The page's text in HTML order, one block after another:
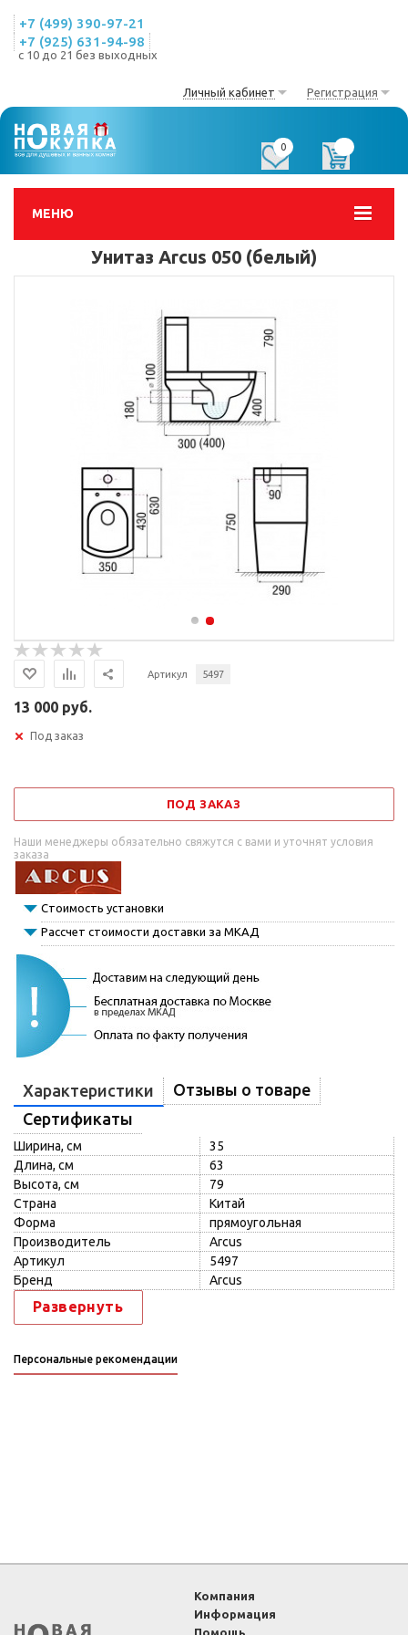
+7 (499) 390-97-21
+7 (925) 631-94-98
с 10 до 21 без выходных
Личный кабинет Регистрация
МЕНЮ
0
Унитаз Arcus 050 (белый)
Артикул 5497
13 000 руб.
Под заказ
ПОД ЗАКАЗ
Наши менеджеры обязательно свяжутся с вами и уточнят условия
заказа
Стоимость установки
Рассчет стоимости доставки за МКАД
Характеристики
Отзывы о товаре
Сертификаты
Ширина, см
35
Длина, см
63
Высота, см
79
Страна
Китай
Форма
прямоугольная
Производитель
Arcus
Артикул
5497
Бренд
Arcus
Развернуть
Персональные рекомендации
Компания
Информация
Помощь